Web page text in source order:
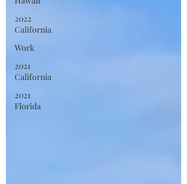
2022
California
Work
2021
California
2021
Florida